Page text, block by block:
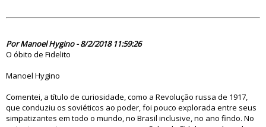
Por Manoel Hygino - 8/2/2018 11:59:26
O óbito de Fidelito
Manoel Hygino
Comentei, a título de curiosidade, como a Revolução russa de 1917,
que conduziu os soviéticos ao poder, foi pouco explorada entre seus
simpatizantes em todo o mundo, no Brasil inclusive, no ano findo. No